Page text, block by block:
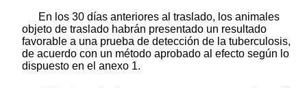
En los 30 días anteriores al traslado, los animales
objeto de traslado habrán presentado un resultado
favorable a una prueba de detección de la tuberculosis,
de acuerdo con un método aprobado al efecto según lo
dispuesto en el anexo 1.